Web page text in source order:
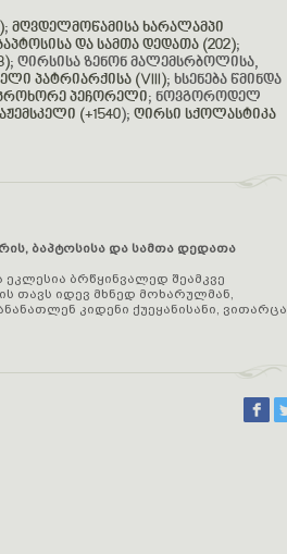
; მღვდელმოწამისა ხარალამპი
და სამთა დედათა (202);
; ღირსისა ზენონ მალემსრბოლისა,
პატრიარქისა (VIII); ხსენება წმინდა
პეჩორელი; ნოვგოროდელ
(+1540); ღირსი სქოლასტიკა
ბაპტოსისა და სამთა დედათა
ბრწყინვალედ შეამკვე
თავს იდევ მხნედ მოხარულმან,
კიდენი ქუეყანისანი, ვითარცა